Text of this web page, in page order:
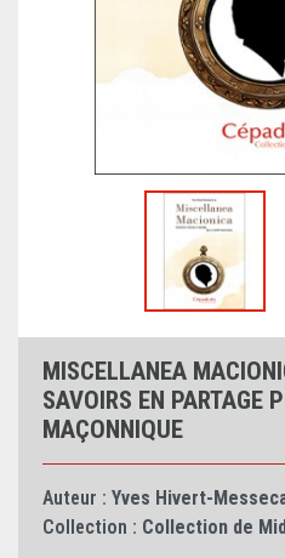
MISCELLANEA
SAVOIRS EN PARTAGE
MAÇONNIQUE
Auteur : Yves Hivert-
Collection : Collection de